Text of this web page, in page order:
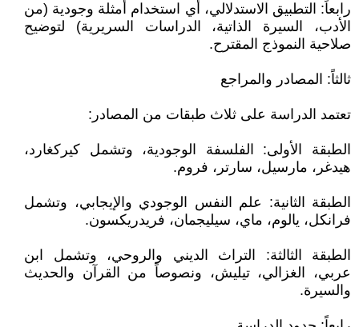
رابعاً: التطبيق الاستدلالي، أي استخدام أمثلة وجودية (من
الأدب، السيرة الذاتية، الدراسات السريرية) لتوضيح
صلاحية النموذج المقترح.
ثالثاً: المصادر والمراجع
تعتمد الدراسة على ثلاث طبقات من المصادر:
الطبقة الأولى: الفلسفة الوجودية، وتشمل كيركغارد،
هيدغر، مارسيل، سارتر، فروم.
الطبقة الثانية: علم النفس الوجودي والإيجابي، وتشمل
فرانكل، يالوم، ماي، سيليجمان، فريدريكسون.
الطبقة الثالثة: التراث الديني والروحي، وتشمل ابن
عربي، الغزالي، تيليش، ونصوصاً من القرآن والحديث
والسيرة.